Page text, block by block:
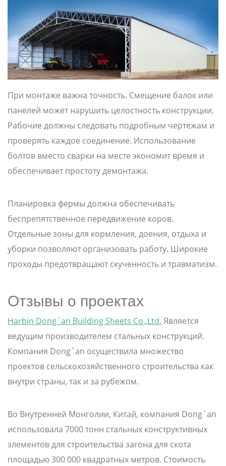
При монтаже важна точность. Смещение балок или
панелей может нарушить целостность конструкции.
Рабочие должны следовать подробным чертежам и
проверять каждое соединение. Использование
болтов вместо сварки на месте экономит время и
обеспечивает простоту демонтажа.
Планировка фермы должна обеспечивать
беспрепятственное передвижение коров.
Отдельные зоны для кормления, доения, отдыха и
уборки позволяют организовать работу. Широкие
проходы предотвращают скученность и травматизм.
Отзывы о проектах
Harbin Dong`an Building Sheets Co.,Ltd. Является
ведущим производителем стальных конструкций.
Компания Dong`an осуществила множество
проектов сельскохозяйственного строительства как
внутри страны, так и за рубежом.
Во Внутренней Монголии, Китай, компания Dong`an
использовала 7000 тонн стальных конструктивных
элементов для строительства загона для скота
площадью 300 000 квадратных метров. Стоимость